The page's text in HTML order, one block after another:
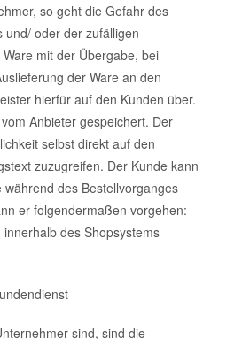
so geht die Gefahr des
und/ oder der zufälligen
mit der Übergabe, bei
der Ware an den
hierfür auf den Kunden über.
Anbieter gespeichert. Der
selbst direkt auf den
zuzugreifen. Der Kunde kann
des Bestellvorganges
er folgendermaßen vorgehen:
des Shopsystems
sind, sind die